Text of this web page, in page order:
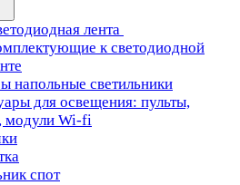
лента
к светодиодной
напольные светильники
для освещения: пульты,
модули Wi-fi
спот